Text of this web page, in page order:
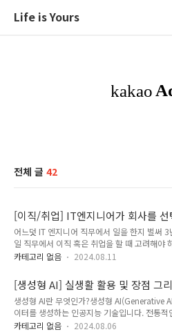
Life is Yours
전체 글 42
[이직/취업] IT엔지니어가 회사를
가지고 있는가?
어느덧 IT 엔지니어 직무에서 일을 한지 벌써
일 직무에서 이직 혹은 취업을 할 때 고려해야
려 한다. 바로 이직 또는 취업을 원하는 회사가
을 가지고 있는 회사의 의미와 이를 고려해봐
여기서 말하는 '기술력' 이란 단순하게 기술적
는 잠재적인 능력, 시장에서의 경쟁력 그리고
있는 것을 의미한다. 자체 기술력을 갖고 있는
개발할 수 있는 능력을 갖추고 있다고 말할 수 있
카테고리 없음 2024.08.11
[생성형 AI] 실생활 활용 및 장점 그
나아가야 할 방향
생성형 AI란 무엇인가?생성형 AI(Generative
이터를 생성하는 인공지능 기술입니다. 전통적
어진 데이터를 분석하고 분류하는 데 중점을 두
카테고리 없음 2024.08.06